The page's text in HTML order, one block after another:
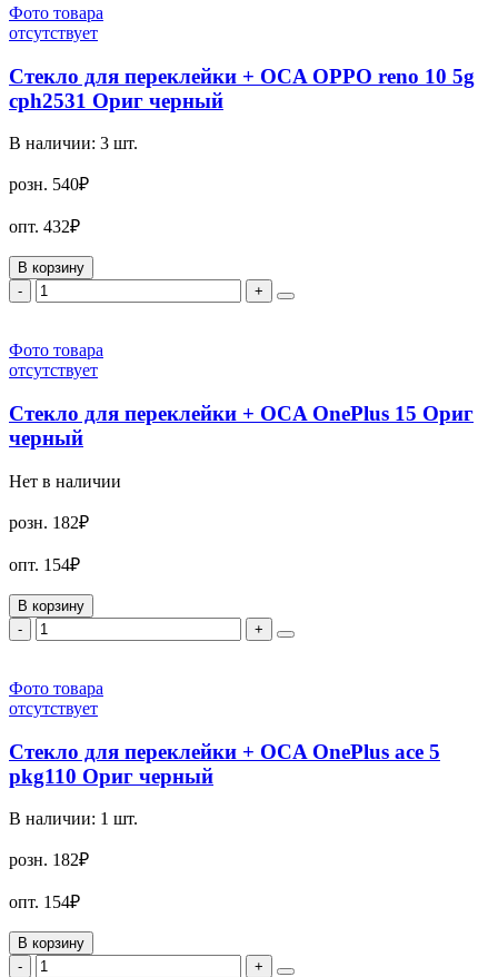
Фото товара
отсутствует
Стекло для переклейки + OCA OPPO reno 10 5g
cph2531 Ориг черный
В наличии: 3 шт.
розн. 540₽
опт. 432₽
В корзину
-
+
Фото товара
отсутствует
Стекло для переклейки + OCA OnePlus 15 Ориг
черный
Нет в наличии
розн. 182₽
опт. 154₽
В корзину
-
+
Фото товара
отсутствует
Стекло для переклейки + OCA OnePlus ace 5
pkg110 Ориг черный
В наличии: 1 шт.
розн. 182₽
опт. 154₽
В корзину
-
+